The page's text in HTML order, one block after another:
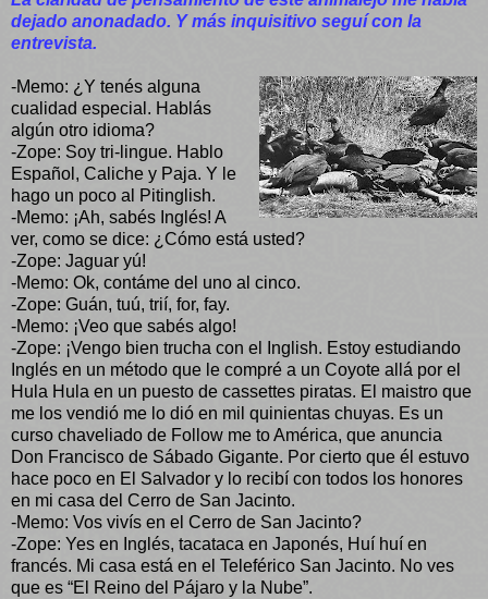
dejado anonadado. Y más inquisitivo seguí con la
entrevista.
-Memo: ¿Y tenés alguna
cualidad especial. Hablás
algún otro idioma?
-Zope: Soy tri-lingue. Hablo
Español, Caliche y Paja. Y le
hago un poco al Pitinglish.
-Memo: ¡Ah, sabés Inglés! A
ver, como se dice: ¿Cómo está usted?
-Zope: Jaguar yú!
-Memo: Ok, contáme del uno al cinco.
-Zope: Guán, tuú, trií, for, fay.
-Memo: ¡Veo que sabés algo!
-Zope: ¡Vengo bien trucha con el Inglish. Estoy estudiando
Inglés en un método que le compré a un Coyote allá por el
Hula Hula en un puesto de cassettes piratas. El maistro que
me los vendió me lo dió en mil quinientas chuyas. Es un
curso chaveliado de Follow me to América, que anuncia
Don Francisco de Sábado Gigante. Por cierto que él estuvo
hace poco en El Salvador y lo recibí con todos los honores
en mi casa del Cerro de San Jacinto.
-Memo: Vos vivís en el Cerro de San Jacinto?
-Zope: Yes en Inglés, tacataca en Japonés, Huí huí en
francés. Mi casa está en el Teleférico San Jacinto. No ves
que es “El Reino del Pájaro y la Nube”.